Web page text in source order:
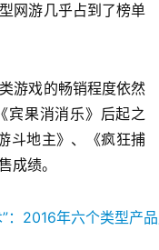
网游几乎占到了榜单
游戏的畅销程度依然
宾果消消乐》后起之
斗地主》、《疯狂捕
成绩。